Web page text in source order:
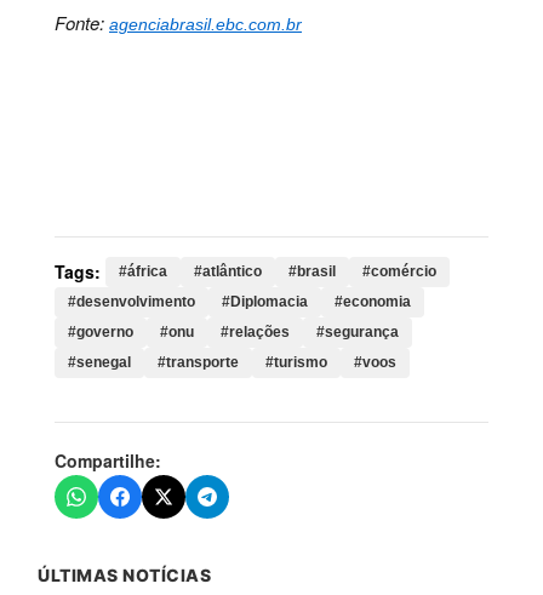
Fonte: agenciabrasil.ebc.com.br
Tags: #áfrica #atlântico #brasil
#comércio
#desenvolvimento
#Diplomacia
#economia
#governo
#onu #relações
#segurança
#senegal
#transporte #turismo #voos
Compartilhe:
ÚLTIMAS NOTÍCIAS